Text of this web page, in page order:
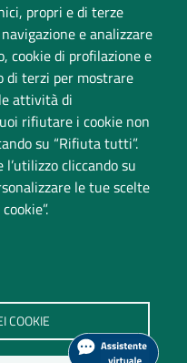
propri e di terze
e analizzare
cookie di profilazione e
terzi per mostrare
attività di
rifiutare i cookie non
su “Rifiuta tutti”.
cliccando su
le tue scelte
COOKIE
Varese
(vedi le altre caselle )